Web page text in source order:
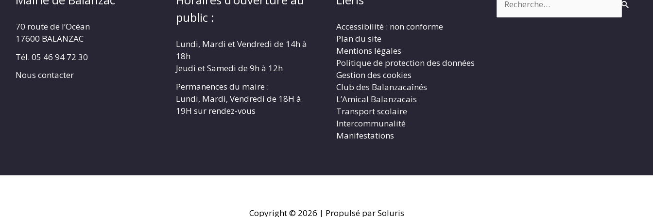
70 route de l’Océan
17600 BALANZAC
Tél. 05 46 94 72 30
Nous contacter
public :
Lundi, Mardi et Vendredi de 14h à
18h
Jeudi et Samedi de 9h à 12h
Permanences du maire :
Lundi, Mardi, Vendredi de 18H à
19H sur rendez-vous
Accessibilité : non conforme
Plan du site
Mentions légales
Politique de protection des données
Gestion des cookies
Club des Balanzacaînés
L’Amical Balanzacais
Transport scolaire
Intercommunalité
Manifestations
Copyright © 2026 | Propulsé par Soluris